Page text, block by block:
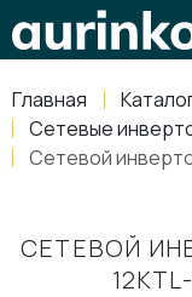
Главная
Сетевые
Сетевой
СЕТЕВОЙ
Россия,
8-800-770-79-40